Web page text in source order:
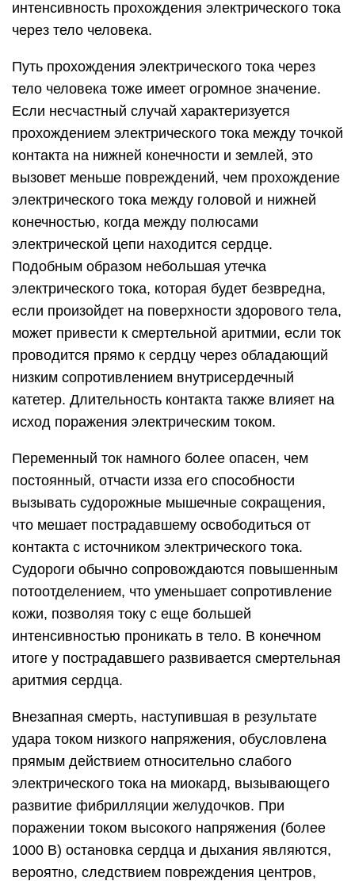
интенсивность прохождения электрического тока
через тело человека.
Путь прохождения электрического тока через
тело человека тоже имеет огромное значение.
Если несчастный случай характеризуется
прохождением электрического тока между точкой
контакта на нижней конечности и землей, это
вызовет меньше повреждений, чем прохождение
электрического тока между головой и нижней
конечностью, когда между полюсами
электрической цепи находится сердце.
Подобным образом небольшая утечка
электрического тока, которая будет безвредна,
если произойдет на поверхности здорового тела,
может привести к смертельной аритмии, если ток
проводится прямо к сердцу через обладающий
низким сопротивлением внутрисердечный
катетер. Длительность контакта также влияет на
исход поражения электрическим током.
Переменный ток намного более опасен, чем
постоянный, отчасти изза его способности
вызывать судорожные мышечные сокращения,
что мешает пострадавшему освободиться от
контакта с источником электрического тока.
Судороги обычно сопровождаются повышенным
потоотделением, что уменьшает сопротивление
кожи, позволяя току с еще большей
интенсивностью проникать в тело. В конечном
итоге у пострадавшего развивается смертельная
аритмия сердца.
Внезапная смерть, наступившая в результате
удара током низкого напряжения, обусловлена
прямым действием относительно слабого
электрического тока на миокард, вызывающего
развитие фибрилляции желудочков. При
поражении током высокого напряжения (более
1000 В) остановка сердца и дыхания являются,
вероятно, следствием повреждения центров,